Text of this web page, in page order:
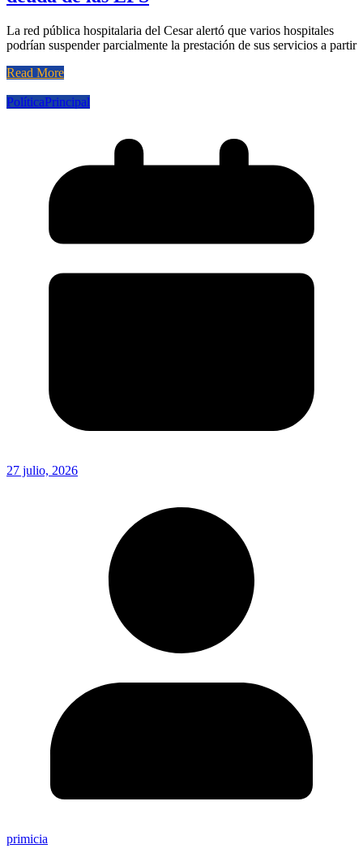
La red pública hospitalaria del Cesar alertó que varios hospitales
podrían suspender parcialmente la prestación de sus servicios a partir
Read More
PolíticaPrincipal
27 julio, 2026
primicia